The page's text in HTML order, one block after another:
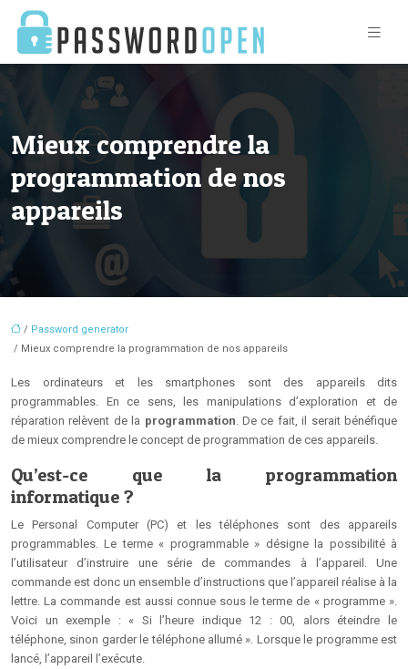
Mieux comprendre la
programmation de nos
appareils
/ Password generator
/ Mieux comprendre la programmation de nos appareils
Les ordinateurs et les smartphones sont des appareils dits
programmables. En ce sens, les manipulations d’exploration et de
réparation relèvent de la programmation. De ce fait, il serait bénéfique
de mieux comprendre le concept de programmation de ces appareils.
Qu’est-ce que la programmation
informatique ?
Le Personal Computer (PC) et les téléphones sont des appareils
programmables. Le terme « programmable » désigne la possibilité à
l’utilisateur d’instruire une série de commandes à l’appareil. Une
commande est donc un ensemble d’instructions que l’appareil réalise à la
lettre. La commande est aussi connue sous le terme de « programme ».
Voici un exemple : « Si l’heure indique 12 : 00, alors éteindre le
téléphone, sinon garder le téléphone allumé ». Lorsque le programme est
lancé, l’appareil l’exécute.